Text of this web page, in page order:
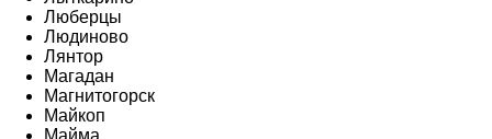
Люберцы
Людиново
Лянтор
Магадан
Магнитогорск
Майкоп
Майма